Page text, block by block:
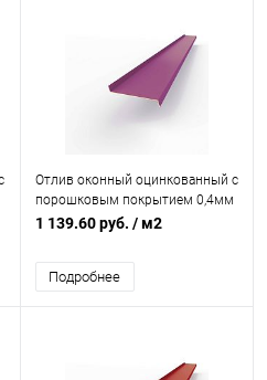
Отлив оконный оцинкованный c
порошковым покрытием 0,4мм
RAL 4008
1 139.60 руб. / м2
Подробнее